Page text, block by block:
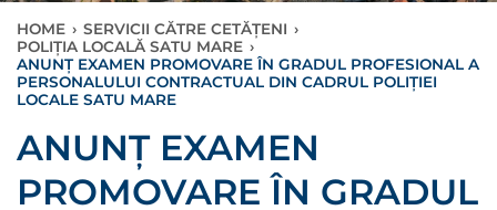
HOME › SERVICII CĂTRE CETĂȚENI ›
POLIȚIA LOCALĂ SATU MARE ›
ANUNȚ EXAMEN PROMOVARE ÎN GRADUL PROFESIONAL A
PERSONALULUI CONTRACTUAL DIN CADRUL POLIȚIEI
LOCALE SATU MARE
ANUNȚ EXAMEN
PROMOVARE ÎN GRADUL